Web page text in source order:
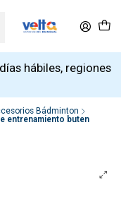
hábiles, regiones
Bádminton
entrenamiento buten